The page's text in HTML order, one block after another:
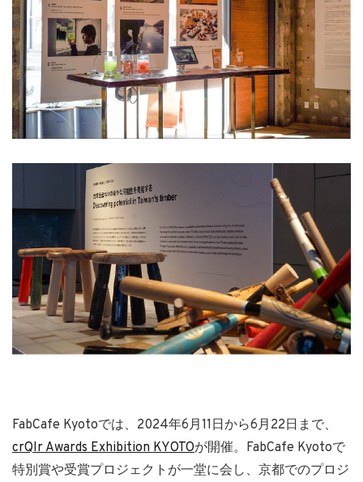
FabCafe Kyotoでは、2024年6月11日から6月22日まで、
crQlr Awards Exhibition KYOTOが開催。FabCafe Kyotoで
特別賞や受賞プロジェクトが一堂に会し、京都でのプロジ